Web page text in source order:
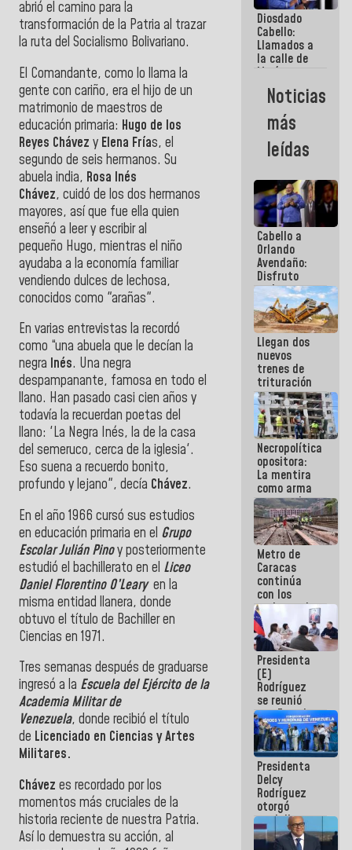
abrió el camino para la
transformación de la Patria al trazar
la ruta del Socialismo Bolivariano.
El Comandante, como lo llama la
gente con cariño, era el hijo de un
matrimonio de maestros de
educación primaria: Hugo de los
Reyes Chávez y Elena Frías, el
segundo de seis hermanos. Su
abuela india, Rosa Inés
Chávez, cuidó de los dos hermanos
mayores, así que fue ella quien
enseñó a leer y escribir al
pequeño Hugo, mientras el niño
ayudaba a la economía familiar
vendiendo dulces de lechosa,
conocidos como "arañas".
En varias entrevistas la recordó
como “una abuela que le decían la
negra Inés. Una negra
despampanante, famosa en todo el
llano. Han pasado casi cien años y
todavía la recuerdan poetas del
llano: 'La Negra Inés, la de la casa
del semeruco, cerca de la iglesia'.
Eso suena a recuerdo bonito,
profundo y lejano", decía Chávez.
En el año 1966 cursó sus estudios
en educación primaria en el Grupo
Escolar Julián Pinoy posteriormente
estudió el bachillerato en el Liceo
Daniel Florentino O’Leary en la
misma entidad llanera, donde
obtuvo el título de Bachiller en
Ciencias en 1971.
Tres semanas después de graduarse
ingresó a la Escuela del Ejército de la
Academia Militar de
Venezuela, donde recibió el título
de Licenciado en Ciencias y Artes
Militares.
Chávez es recordado por los
momentos más cruciales de la
historia reciente de nuestra Patria.
Así lo demuestra su acción, al
¿Y la gente
que ella iba
a salvar en
La Guaira?
Diosdado
Cabello:
Llamados a
la calle de
María
Machado se
estrellaron
de frente
contra el
Pueblo
Noticias
más
leídas
Cabello a
Orlando
Avendaño:
Disfruto
cada vez
que escribes
porque lo
que haces
es
embarrarla
Llegan dos
nuevos
trenes de
trituración
para
optimizar
manejo de
escombros
en La Guaira
Necropolítica
opositora:
La mentira
como arma
contra el
Pueblo
Metro de
Caracas
continúa
con los
trabajos de
mantenimiento
e inspección
en la Línea 2
Presidenta
(E)
Rodríguez
se reunió
con Estado
Mayor
Eléctrico
para
abordar
planes de
acción
Presidenta
Delcy
Rodríguez
otorgó
medalla
"Héroe de